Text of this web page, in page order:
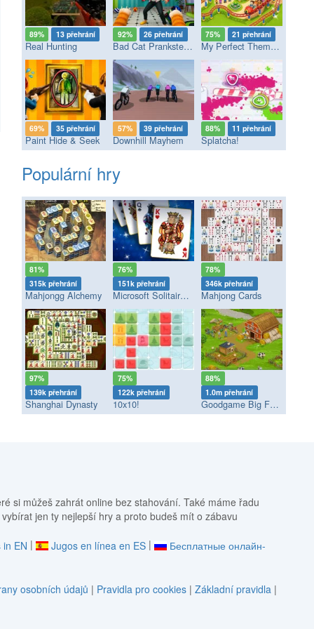
89% 13 přehrání
Real Hunting
92% 26 přehrání
Bad Cat Prankster - Mom’s Return
75% 21 přehrání
My Perfect Theme Park
69% 35 přehrání
Paint Hide & Seek
57% 39 přehrání
Downhill Mayhem
88% 11 přehrání
Splatcha!
Populární hry
81%
315k přehrání
Mahjongg Alchemy
76%
151k přehrání
Microsoft Solitaire Collection
78%
346k přehrání
Mahjong Cards
97%
139k přehrání
Shanghai Dynasty
75%
122k přehrání
10x10!
88%
1.0m přehrání
Goodgame Big Farm
si můžeš zahrát online bez stahování. Také máme řadu
jen ty nejlepší hry a proto budeš mít o zábavu
EN | Jugos en línea en ES |
Бесплатные онлайн-
osobních údajů | Pravidla pro cookies| Základní pravidla|